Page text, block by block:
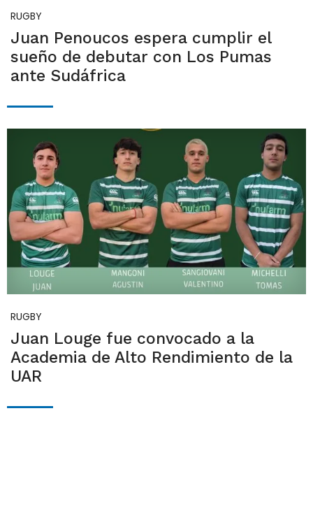
RUGBY
Juan Penoucos espera cumplir el
sueño de debutar con Los Pumas
ante Sudáfrica
RUGBY
Juan Louge fue convocado a la
Academia de Alto Rendimiento de la
UAR